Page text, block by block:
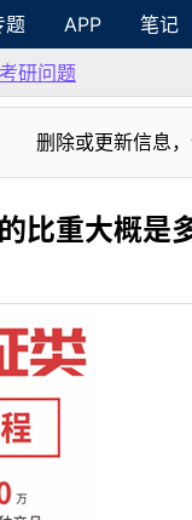
题 APP 笔记
研问题
删除或更新信息
比重大概是